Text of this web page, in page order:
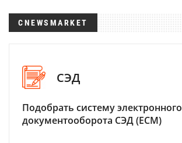
CNEWSMARKET
СЭД
Подобрать систему электронного
документооборота СЭД (ECM)